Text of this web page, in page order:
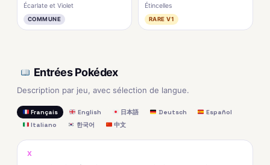
Écarlate et Violet
COMMUNE
Étincelles
RARE V1
Entrées Pokédex
Description par jeu, avec sélection de langue.
Français English 日本語 Deutsch
Español
Italiano
한국어 中文
X